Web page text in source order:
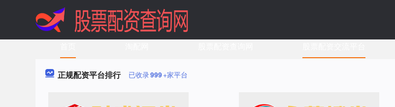
正规配资平台排行 已收录999+家平台